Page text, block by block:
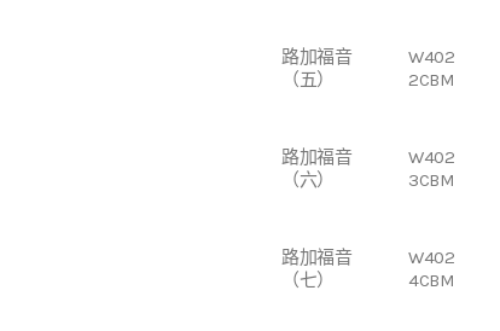
路加福音
（五）
W402
2CBM
路加福音
（六）
W402
3CBM
路加福音
（七）
W402
4CBM